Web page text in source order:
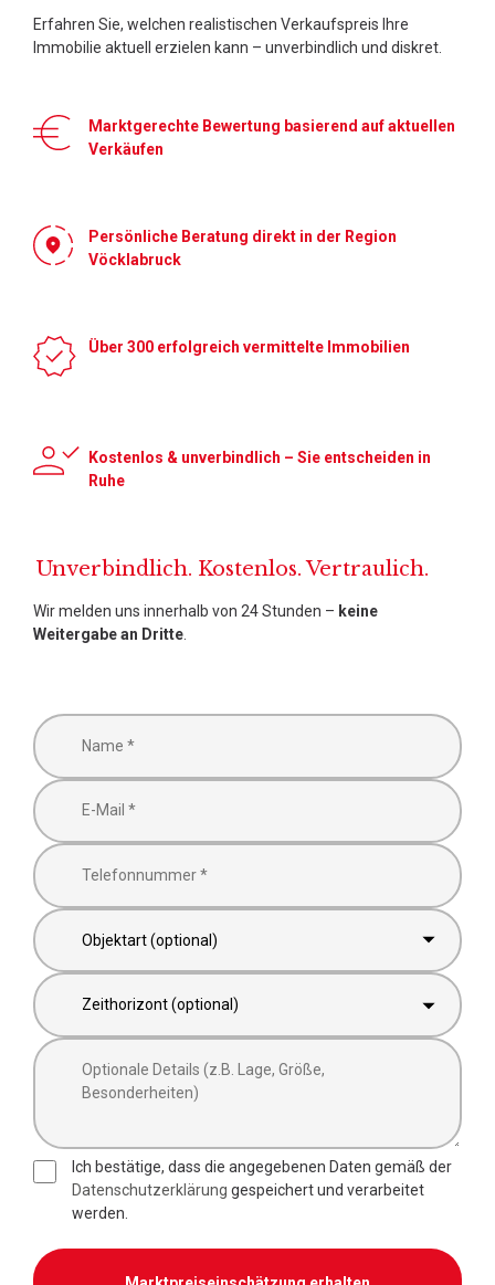
Erfahren Sie, welchen realistischen Verkaufspreis Ihre
Immobilie aktuell erzielen kann – unverbindlich und diskret.
Marktgerechte Bewertung basierend auf aktuellen
Verkäufen
Persönliche Beratung direkt in der Region
Vöcklabruck
Über 300 erfolgreich vermittelte Immobilien
Kostenlos & unverbindlich – Sie entscheiden in
Ruhe
Unverbindlich. Kostenlos. Vertraulich.
Wir melden uns innerhalb von 24 Stunden – keine
Weitergabe an Dritte
Ich bestätige, dass die angegebenen Daten gemäß der
Datenschutzerklärung gespeichert und verarbeitet
werden.